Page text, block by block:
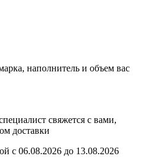
наполнитель и объем вас
свяжется с вами,
доставки
с 06.08.2026 до 13.08.2026